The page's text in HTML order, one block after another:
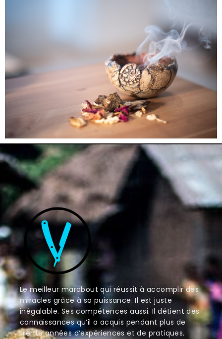
Le meilleur marabout qui réussit à accomplir des
miracles grâce à sa puissance. Il est juste
inégalable. Ses compétences aussi. Il détient des
connaissances qu’il a acquis pendant plus de
trente années d’expériences et de pratiques.